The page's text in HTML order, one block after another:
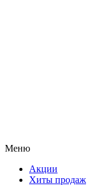
Меню
Акции
Хиты продаж